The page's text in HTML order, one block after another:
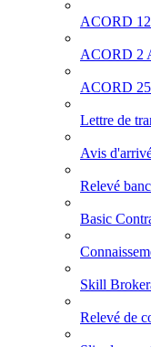
ACORD
ACORD 2
ACORD 25
Lettre de
Avis
Relevé
Basic
Skill
Relevé de